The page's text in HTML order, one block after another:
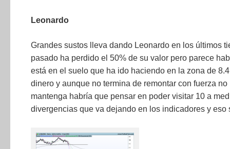
Leonardo
Grandes sustos lleva dando Leonardo en los últimos
pasado ha perdido el 50% de su valor pero parece
está en el suelo que ha ido haciendo en la zona de
dinero y aunque no termina de remontar con fuerza
mantenga habría que pensar en poder visitar 10 a
divergencias que va dejando en los indicadores y eso